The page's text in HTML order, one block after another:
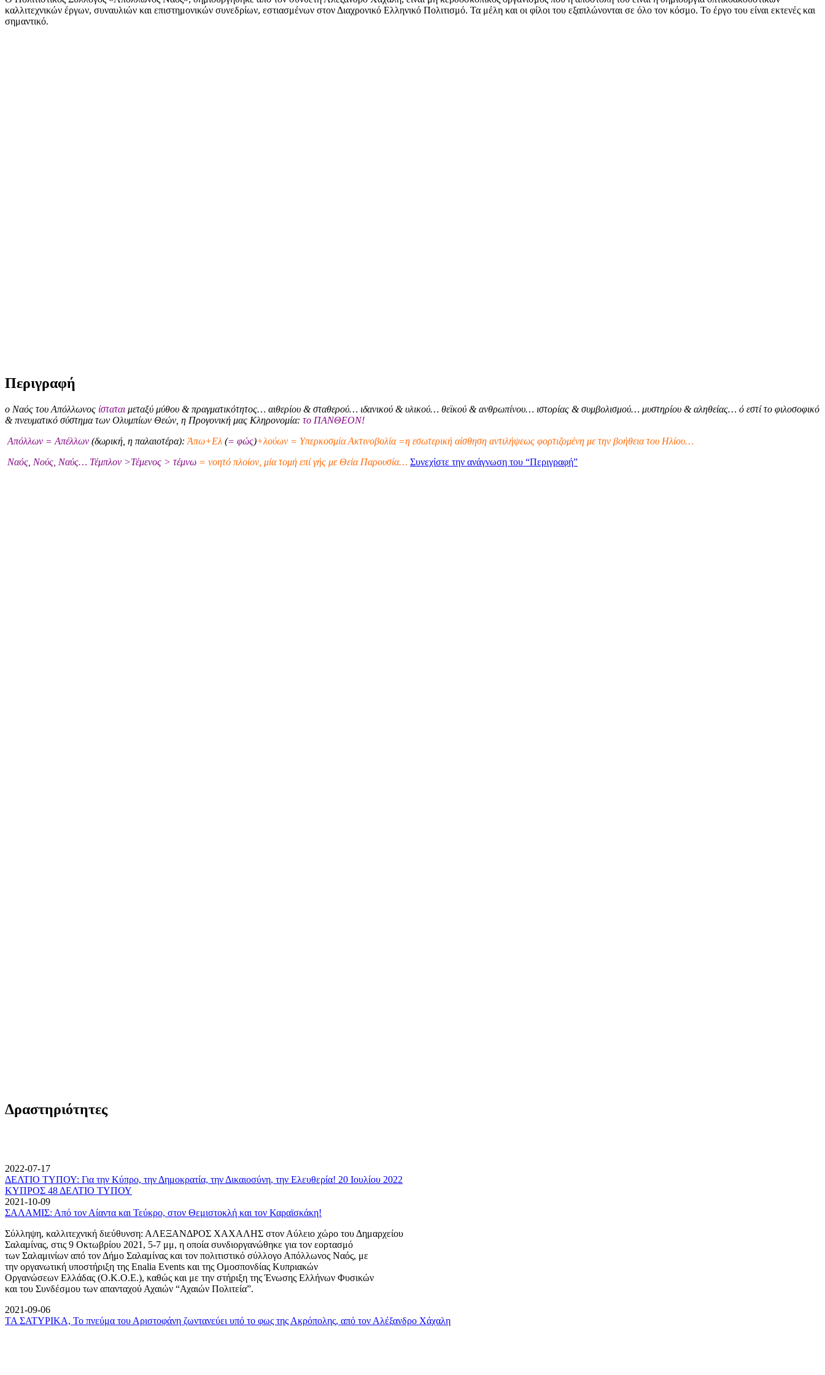
καλλιτεχνικών έργων, συναυλιών και επιστημονικών συνεδρίων, εστιασμένων στον Διαχρονικό Ελληνικό Πολιτισμό. Τα μέλη και οι φίλοι του εξαπλώνονται σε όλο τον κόσμο. Το έργο του είναι εκτενές και
σημαντικό.
Περιγραφή
ο Ναός του Απόλλωνος ίσταται μεταξύ μύθου & πραγματικότητος… αιθερίου & σταθερού… ιδανικού & υλικού… θεϊκού & ανθρωπίνου… ιστορίας & συμβολισμού… μυστηρίου & αληθείας… ό εστί το φιλοσοφικό
& πνευματικό σύστημα των Ολυμπίων Θεών, η Προγονική μας Κληρονομία: το ΠΑΝΘΕΟΝ!
Απόλλων = Απέλλων (δωρική, η παλαιοτέρα): Άπω+Ελ (= φώς)+λούων = Υπερκοσμία Ακτινοβολία =η εσωτερική αίσθηση αντιλήψεως φορτιζομένη με την βοήθεια του Ηλίου…
Ναός, Νούς, Ναύς… Τέμπλον >Τέμενος > τέμνω = νοητό πλοίον, μία τομή επί γής με Θεία Παρουσία… Συνεχίστε την ανάγνωση του “Περιγραφή”
Δραστηριότητες
2022-07-17
ΔΕΛΤΙΟ ΤΥΠΟΥ: Για την Κύπρο, την Δημοκρατία, την Δικαιοσύνη, την Ελευθερία! 20 Ιουλίου 2022
ΚΥΠΡΟΣ 48 ΔΕΛΤΙΟ ΤΥΠΟΥ
2021-10-09
ΣΑΛΑΜΙΣ: Από τον Αίαντα και Τεύκρο, στον Θεμιστοκλή και τον Καραϊσκάκη!
Σύλληψη, καλλιτεχνική διεύθυνση: ΑΛΕΞΑΝΔΡΟΣ ΧΑΧΑΛΗΣ στον Αύλειο χώρο του Δημαρχείου
Σαλαμίνας, στις 9 Οκτωβρίου 2021, 5-7 μμ, η οποία συνδιοργανώθηκε για τον εορτασμό
των Σαλαμινίων από τον Δήμο Σαλαμίνας και τον πολιτιστικό σύλλογο Απόλλωνος Ναός, με
την οργανωτική υποστήριξη της Enalia Events και της Ομοσπονδίας Κυπριακών
Οργανώσεων Ελλάδας (Ο.Κ.Ο.Ε.), καθώς και με την στήριξη της Ένωσης Ελλήνων Φυσικών
και του Συνδέσμου των απανταχού Αχαιών “Αχαιών Πολιτεία”.
2021-09-06
ΤΑ ΣΑΤΥΡΙΚΑ, Το πνεύμα του Αριστοφάνη ζωντανεύει υπό το φως της Ακρόπολης, από τον Αλέξανδρο Χάχαλη